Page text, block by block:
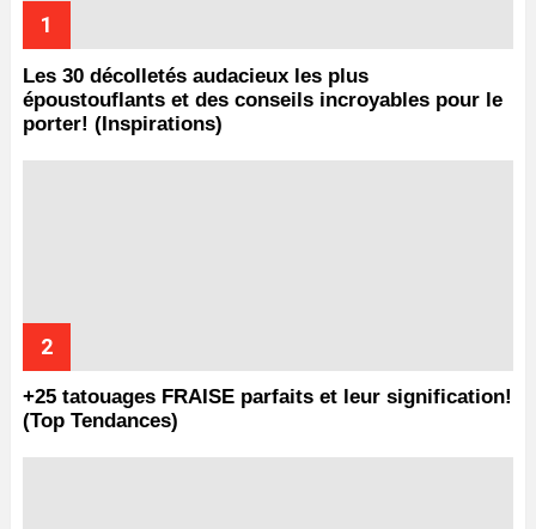
Les 30 décolletés audacieux les plus
époustouflants et des conseils incroyables pour le
porter! (Inspirations)
+25 tatouages ​​FRAISE parfaits et leur signification!
(Top Tendances)